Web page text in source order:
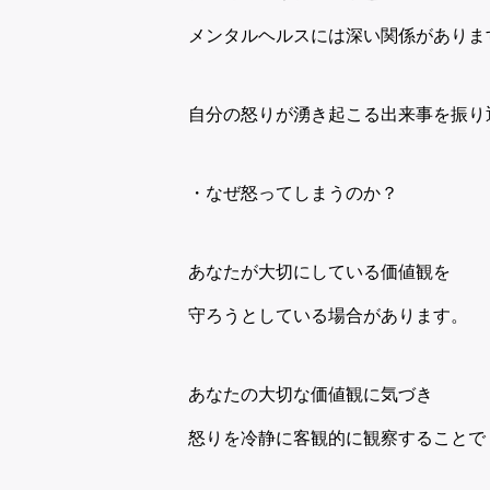
メンタルヘルスには深い関係がありま
自分の怒りが湧き起こる出来事を振り
・なぜ怒ってしまうのか？
あなたが大切にしている価値観を
守ろうとしている場合があります。
あなたの大切な価値観に気づき
怒りを冷静に客観的に観察することで